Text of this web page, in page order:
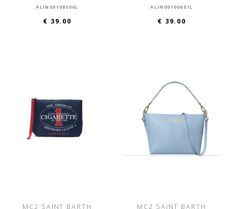
ALIN00108506L
€ 39.00
ALIN00100601L
€ 39.00
MC2 SAINT BARTH MC2 SAINT BARTH